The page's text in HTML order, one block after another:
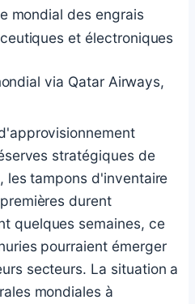
mondial des engrais
et électroniques
via Qatar Airways,
stratégiques de
les tampons d'inventaire
durent
quelques semaines, ce
pourraient émerger
secteurs. La situation a
mondiales à